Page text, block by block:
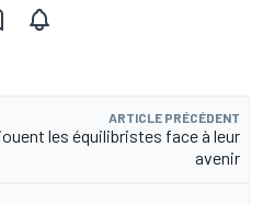
ARTICLE PRÉCÉDENT
les équilibristes face à leur
avenir